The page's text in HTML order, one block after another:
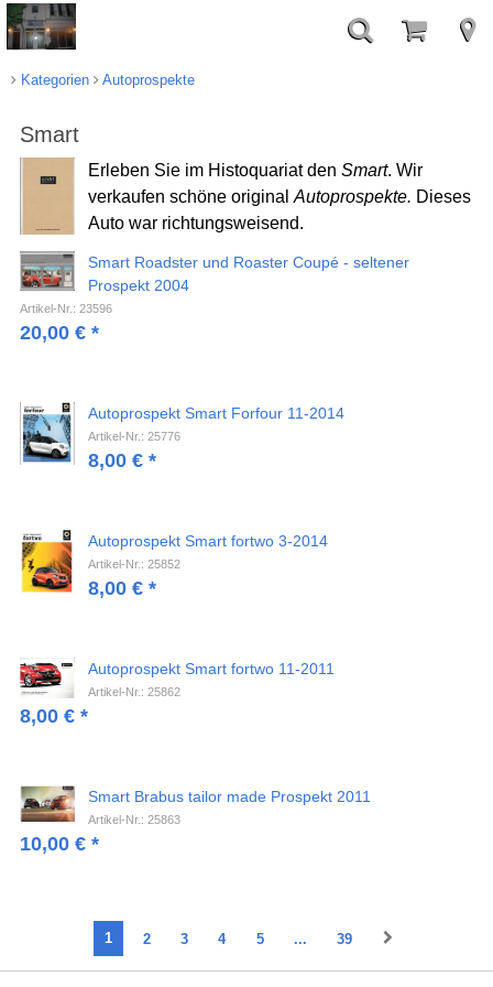
Kategorien Autoprospekte
Smart
Erleben Sie im Histoquariat den Smart. Wir
verkaufen schöne original Autoprospekte. Dieses
Auto war richtungsweisend.
Smart Roadster und Roaster Coupé - seltener
Prospekt 2004
Artikel-Nr.: 23596
20,00 €*
Autoprospekt Smart Forfour 11-2014
Artikel-Nr.: 25776
8,00 €*
Autoprospekt Smart fortwo 3-2014
Artikel-Nr.: 25852
8,00 €*
Autoprospekt Smart fortwo 11-2011
Artikel-Nr.: 25862
8,00 €*
Smart Brabus tailor made Prospekt 2011
Artikel-Nr.: 25863
10,00 €*
1 2 3 4 5 ... 39